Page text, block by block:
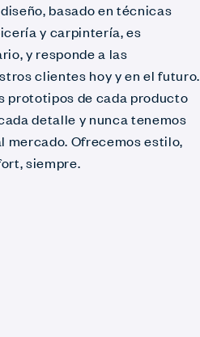
basado en técnicas
y carpintería, es
y responde a las
clientes hoy y en el futuro.
prototipos de cada producto
detalle y nunca tenemos
mercado. Ofrecemos estilo,
siempre.